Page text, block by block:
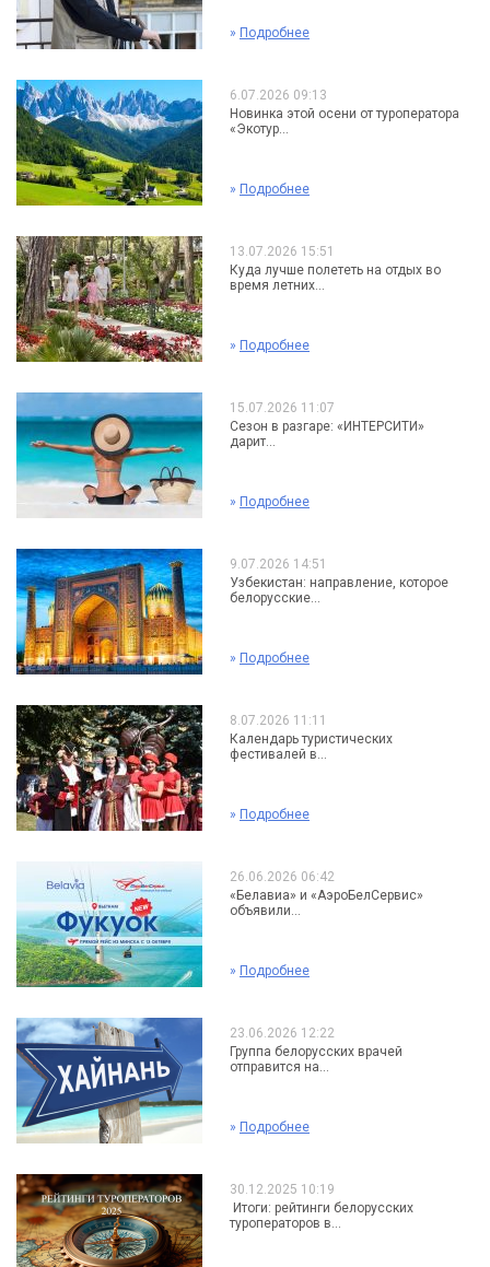
» Подробнее
6.07.2026 09:13
Новинка этой осени от туроператора
«Экотур...
» Подробнее
13.07.2026 15:51
Куда лучше полететь на отдых во
время летних...
» Подробнее
15.07.2026 11:07
Сезон в разгаре: «ИНТЕРСИТИ»
дарит...
» Подробнее
9.07.2026 14:51
Узбекистан: направление, которое
белорусские...
» Подробнее
8.07.2026 11:11
Календарь туристических
фестивалей в...
» Подробнее
26.06.2026 06:42
«Белавиа» и «АэроБелСервис»
объявили...
» Подробнее
23.06.2026 12:22
Группа белорусских врачей
отправится на...
» Подробнее
30.12.2025 10:19
Итоги: рейтинги белорусских
туроператоров в...